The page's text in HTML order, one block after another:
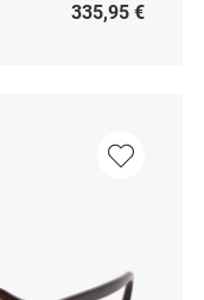
335,95 €